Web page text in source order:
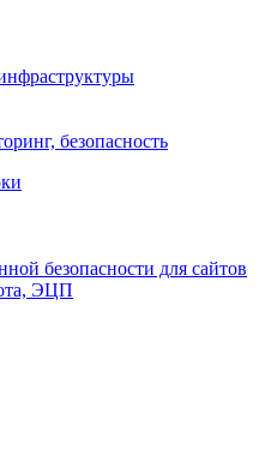
безопасность
безопасности для сайтов
ЭЦП